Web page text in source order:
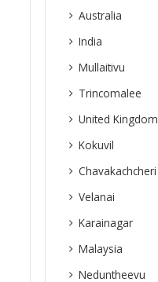
Australia
India
Mullaitivu
Trincomalee
United Kingdom
Kokuvil
Chavakachcheri
Velanai
Karainagar
Malaysia
Neduntheevu